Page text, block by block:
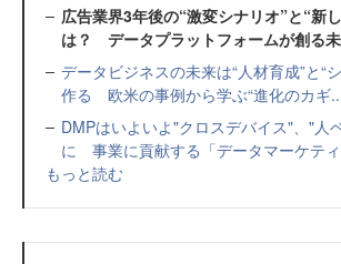
広告業界3年後の“激変シナリオ”と“新
は？ データプラットフォームが創る
データビジネスの未来は“人材育成”と“
作る 欧米の事例から学ぶ“進化のカギ
DMPはいよいよ"クロスデバイス"、"人
に 事業に貢献する「データマーケテ
もっと読む